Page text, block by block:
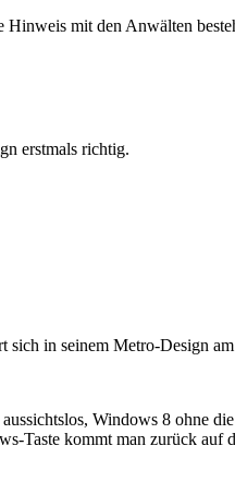
mit den Anwälten
erstmals richtig.
in seinem Metro-Design
Windows 8 ohne
Taste kommt man zurück auf